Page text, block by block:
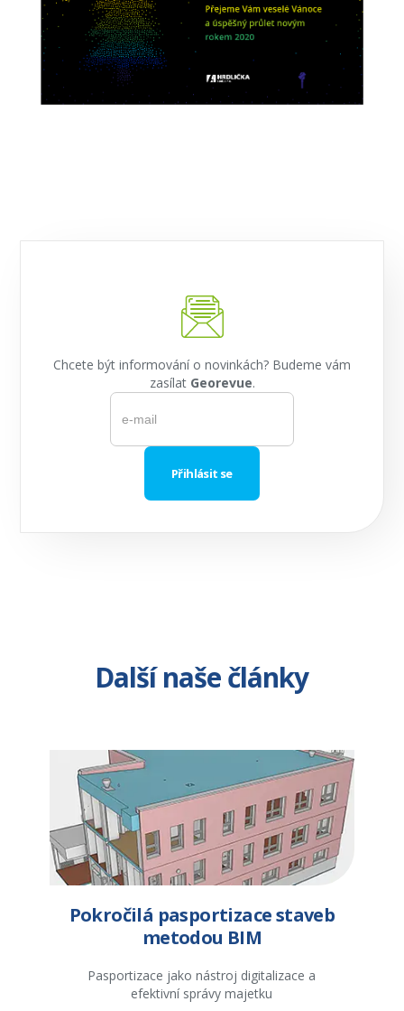
Chcete být informování o novinkách? Budeme vám
zasílat Georevue.
Další naše články
Pokročilá pasportizace staveb
metodou BIM
Pasportizace jako nástroj digitalizace a
efektivní správy majetku